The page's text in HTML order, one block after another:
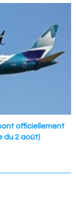
officiellement
du 2 août)